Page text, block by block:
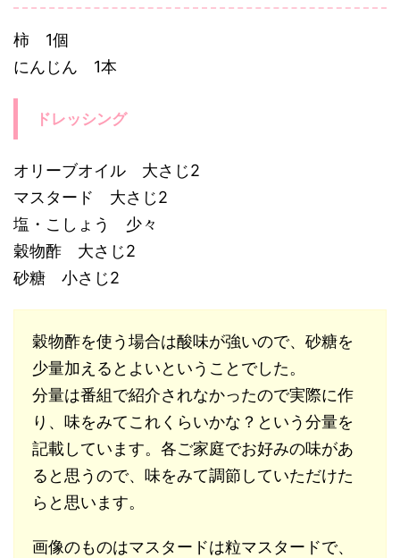
柿 1個
にんじん 1本
ドレッシング
オリーブオイル 大さじ2
マスタード 大さじ2
塩・こしょう 少々
穀物酢 大さじ2
砂糖 小さじ2
穀物酢を使う場合は酸味が強いので、砂糖を
少量加えるとよいということでした。
分量は番組で紹介されなかったので実際に作
り、味をみてこれくらいかな？という分量を
記載しています。各ご家庭でお好みの味があ
ると思うので、味をみて調節していただけた
らと思います。
画像のものはマスタードは粒マスタードで、